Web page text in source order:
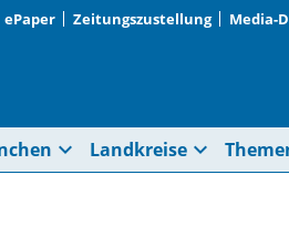
ePaper Zeitungszustellung Media-
expand_more Landkreise expand_more